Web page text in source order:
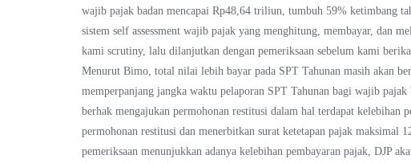
wajib pajak badan mencapai Rp48,64 triliun, tumbuh 59% ketimbang
sistem self assessment wajib pajak yang menghitung, membayar, dan
kami scrutiny, lalu dilanjutkan dengan pemeriksaan sebelum kami
Menurut Bimo, total nilai lebih bayar pada SPT Tahunan masih akan
memperpanjang jangka waktu pelaporan SPT Tahunan bagi wajib
berhak mengajukan permohonan restitusi dalam hal terdapat kelebihan
permohonan restitusi dan menerbitkan surat ketetapan pajak maksimal
pemeriksaan menunjukkan adanya kelebihan pembayaran pajak, DJP